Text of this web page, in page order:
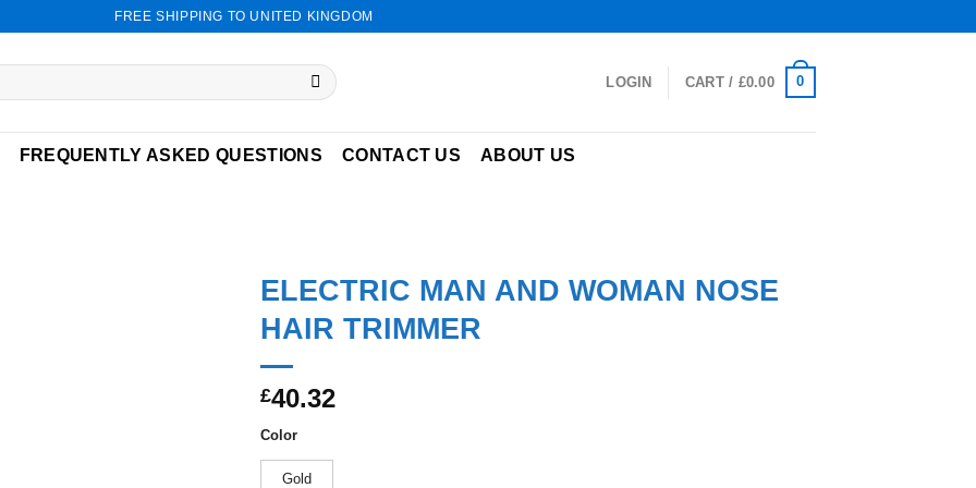
FREE SHIPPING TO UNITED KINGDOM
LOGIN CART / £0.00 0
FREQUENTLY ASKED QUESTIONS CONTACT US ABOUT US
ELECTRIC MAN AND WOMAN NOSE
HAIR TRIMMER
£40.32
Color
Gold